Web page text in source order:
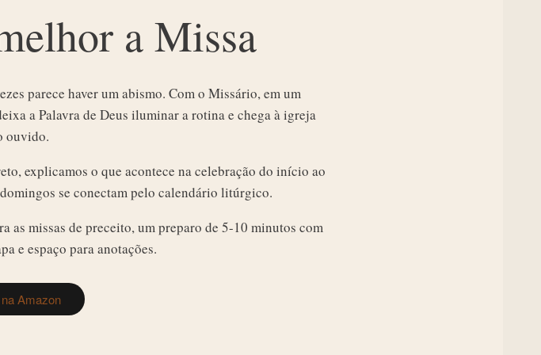
a Missa
parece haver um abismo. Com o Missário, em um
a Palavra de Deus iluminar a rotina e chega à igreja
ouvido.
explicamos o que acontece na celebração do início ao
se conectam pelo calendário litúrgico.
as missas de preceito, um preparo de 5-10 minutos com
e espaço para anotações.
Amazon